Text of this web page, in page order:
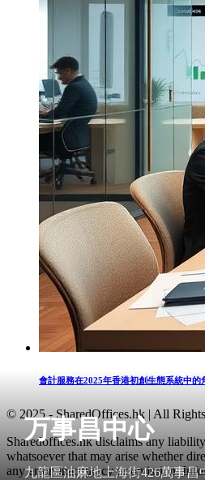
万事昌中心
九龍區油麻地上海街426萬事昌
會計服務在2025年香港初創生態系統中的
© 2025 - SharedOffices.hk | All
Sharedoffices.hk disclaims any
whatsoever that may arise whether
any error, inaccuracy or omission.